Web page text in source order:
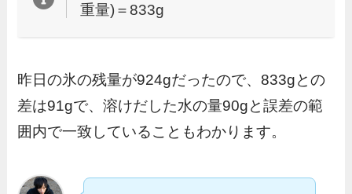
重量)＝833g
昨日の氷の残量が924gだったので、833gとの
差は91gで、溶けだした水の量90gと誤差の範
囲内で一致していることもわかります。